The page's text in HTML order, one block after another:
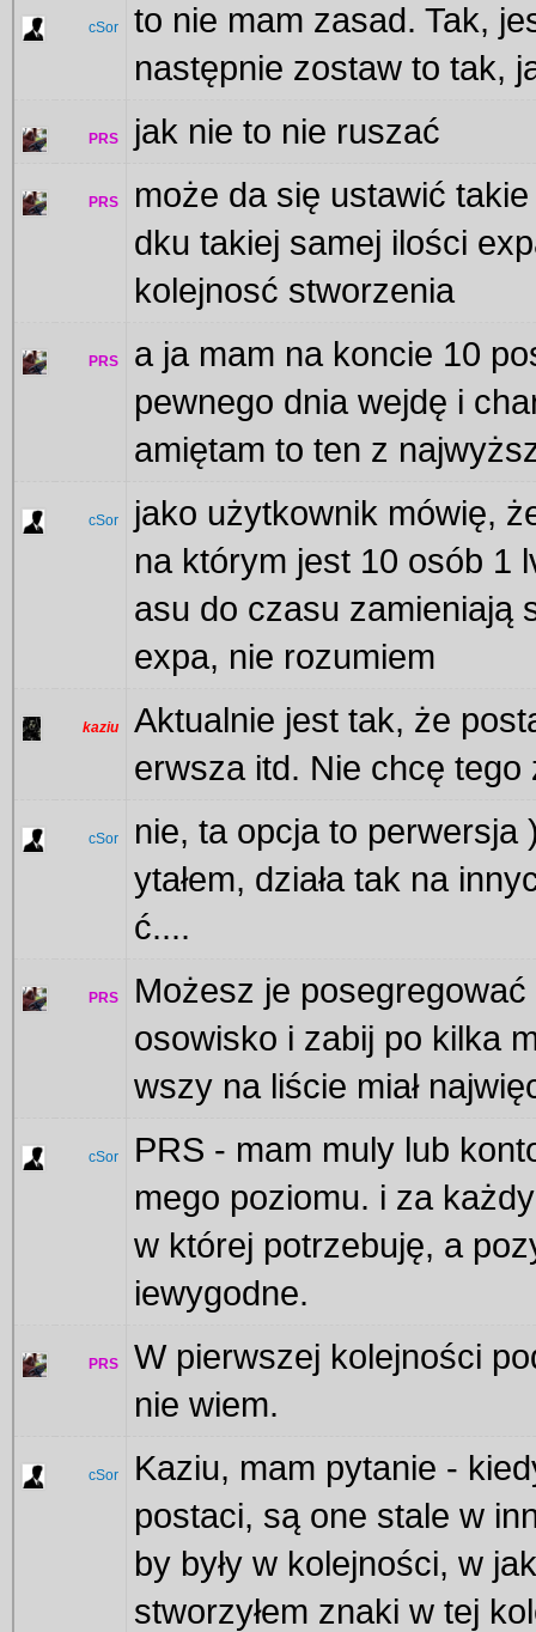
cSor
to nie mam zasad. Tak,
następnie zostaw to tak,
PRS jak nie to nie ruszać
PRS
może da się ustawić
dku takiej samej ilości
kolejnosć stworzenia
PRS
a ja mam na koncie 10
pewnego dnia wejdę i
amiętam to ten z
cSor
jako użytkownik mówię,
na którym jest 10 osób 1
asu do czasu zamieniają
expa, nie rozumiem
kaziu
Aktualnie jest tak, że
erwsza itd. Nie chcę tego
cSor
nie, ta opcja to perwersja
ytałem, działa tak na
ć....
PRS
Możesz je
osowisko i zabij po kilka
wszy na liście miał
cSor
PRS - mam muly lub
mego poziomu. i za
w której potrzebuję, a
iewygodne.
PRS
W pierwszej kolejności
nie wiem.
cSor
Kaziu, mam pytanie -
postaci, są one stale w
by były w kolejności, w
stworzyłem znaki w tej